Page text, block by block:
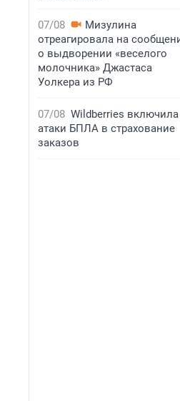
07/08
Мизулина
отреагировала на
о выдворении «веселого
молочника» Джастаса
Уолкера из РФ
07/08 Wildberries включила
атаки БПЛА в страхование
заказов